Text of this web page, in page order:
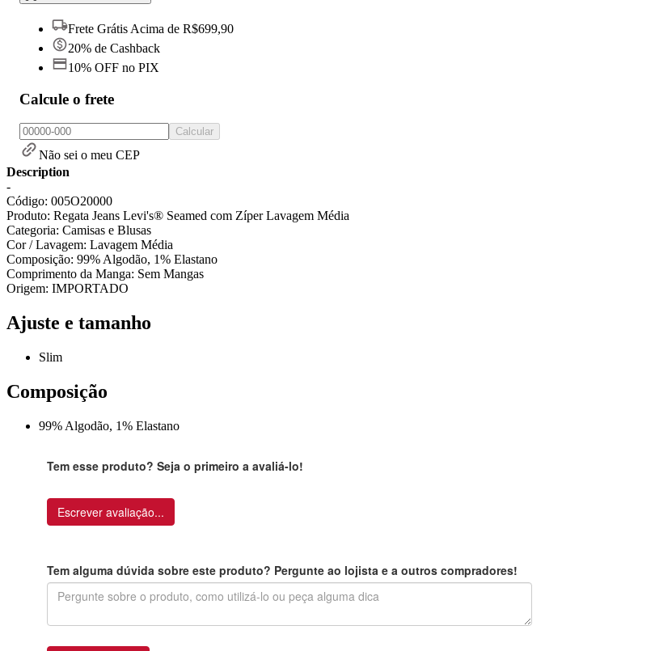
Frete Grátis Acima de R$699,90
20% de Cashback
10% OFF no PIX
Calcule o frete
Calcular
Não sei o meu CEP
Description
-
Código: 005O20000
Produto: Regata Jeans Levi's® Seamed com Zíper Lavagem Média
Categoria: Camisas e Blusas
Cor / Lavagem: Lavagem Média
Composição: 99% Algodão, 1% Elastano
Comprimento da Manga: Sem Mangas
Origem: IMPORTADO
Ajuste e tamanho
Slim
Composição
99% Algodão, 1% Elastano
Tem esse produto? Seja o primeiro a avaliá-lo!
Escrever avaliação...
Tem alguma dúvida sobre este produto? Pergunte ao lojista e a outros compradores!